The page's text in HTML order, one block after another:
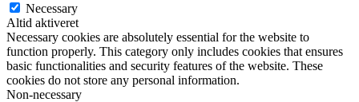
Necessary
Altid aktiveret
Necessary cookies are absolutely essential for the website to
function properly. This category only includes cookies that ensures
basic functionalities and security features of the website. These
cookies do not store any personal information.
Non-necessary